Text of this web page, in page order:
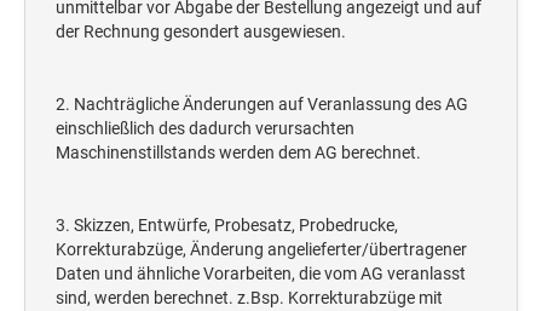
STEMPEL-KUGELSCHREIBER
Schreibgeräte-Zubehör
TRODAT PRINTY™ PASTELL-EDITION
unmittelbar vor Abgabe der Bestellung angezeigt und auf
der Rechnung gesondert ausgewiesen.
2. Nachträgliche Änderungen auf Veranlassung des AG
einschließlich des dadurch verursachten
Maschinenstillstands werden dem AG berechnet.
3. Skizzen, Entwürfe, Probesatz, Probedrucke,
Korrekturabzüge, Änderung angelieferter/übertragener
Daten und ähnliche Vorarbeiten, die vom AG veranlasst
sind, werden berechnet. z.Bsp. Korrekturabzüge mit